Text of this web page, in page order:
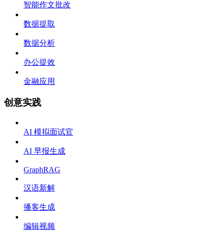
智能作文批改
数据提取
数据分析
办公提效
金融应用
创意实践
AI 模拟面试官
AI 早报生成
GraphRAG
汉语新解
播客生成
编辑视频